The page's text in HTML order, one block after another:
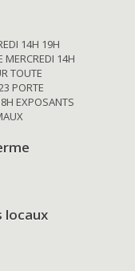
14H 19H
14H
TOUTE
PORTE
EXPOSANTS
locaux